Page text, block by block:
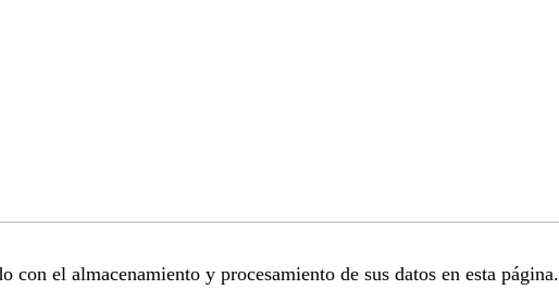
con el almacenamiento y procesamiento de sus datos en esta página.